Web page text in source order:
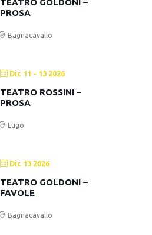
TEATRO GOLDONI –
PROSA
Bagnacavallo
Dic 11 - 13 2026
TEATRO ROSSINI –
PROSA
Lugo
Dic 13 2026
TEATRO GOLDONI –
FAVOLE
Bagnacavallo